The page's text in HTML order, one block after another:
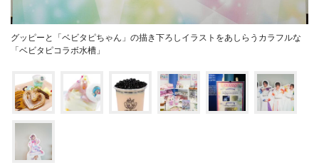
グッピーと「ベビタピちゃん」の描き下ろしイラストをあしらうカラフルな
「ベビタピコラボ水槽」